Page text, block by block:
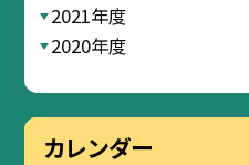
2021年度
2020年度
カレンダー